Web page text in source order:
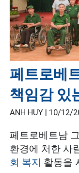
페트로베
책임감 있
ANH HUY | 10/12/
페트로베트남
환경에 처한 사
회 복지 활동을